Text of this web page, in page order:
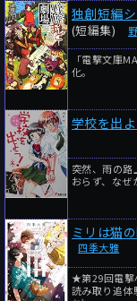
独創短編
(短編集)
「電撃文庫
化。
学校を出
突然、雨の
おらず、なぜ
ミリは猫
四季大雅
★第29回電
読み取り追体